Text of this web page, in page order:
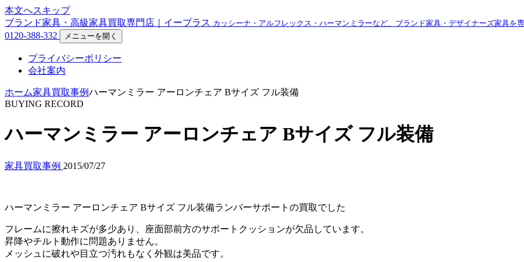
本文へスキップ
ブランド家具・高級家具買取専門店｜イープラス カッシーナ・アルフレックス・ハーマンミラーなど、ブランド家具・デザイナーズ家具を
0120-388-332 メニューを開く
プライバシーポリシー
会社案内
ホーム家具買取事例ハーマンミラー アーロンチェア Bサイズ フル装備
BUYING RECORD
ハーマンミラー アーロンチェア Bサイズ フル装備
家具買取事例 2015/07/27
ハーマンミラー アーロンチェア Bサイズ フル装備ランバーサポートの買取でした
フレームに擦れキズが多少あり、座面部前方のサポートクッションが欠品しています。
昇降やチルト動作に問題ありません。
メッシュに破れや目立つ汚れもなく外観は美品です。